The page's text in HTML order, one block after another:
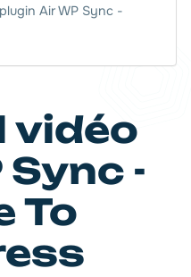
vidéo
Sync -
To
Air WP Sync -